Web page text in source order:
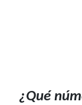
¿Qué